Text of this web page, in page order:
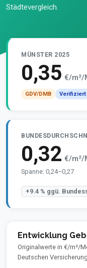
Städtevergleich.
MÜNSTER 2025
0,35 €/m²/
GDV/DMB Verifiziert
0,32 €/m²/
Spanne: 0,24–0,27
+9.4 % ggü.
Entwicklung
Originalwerte in €/m²/
Deutschen